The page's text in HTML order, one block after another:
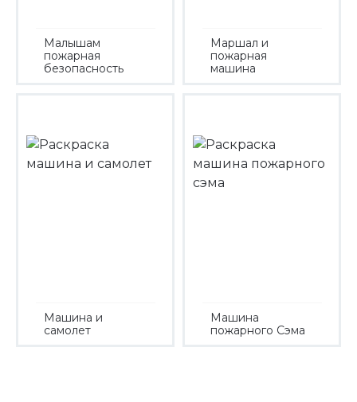
Малышам
пожарная
безопасность
Маршал и
пожарная
машина
Машина и
самолет
Машина
пожарного Сэма